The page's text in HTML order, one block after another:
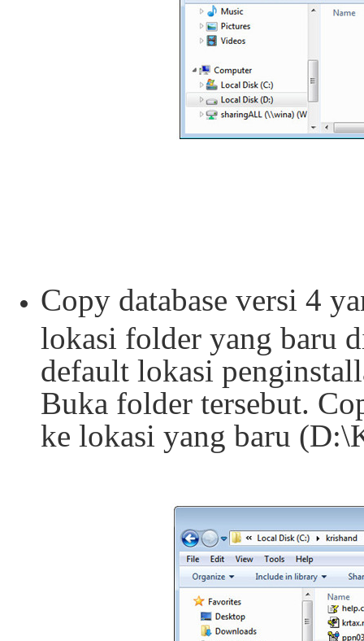
Copy database versi 4
lokasi folder yang baru
default lokasi
Buka folder tersebut.
ke lokasi yang baru